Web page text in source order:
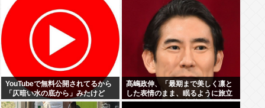
YouTubeで無料公開されてるから
「仄暗い水の底から」みたけど
髙嶋政伸、「最期まで美しく凛と
した表情のまま、眠るように旅立
ちました」 母・寿美花代さん死去